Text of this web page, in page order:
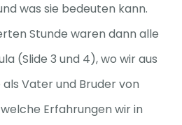
was sie bedeuten kann.
Stunde waren dann alle
(Slide 3 und 4), wo wir aus
Vater und Bruder von
Erfahrungen wir in